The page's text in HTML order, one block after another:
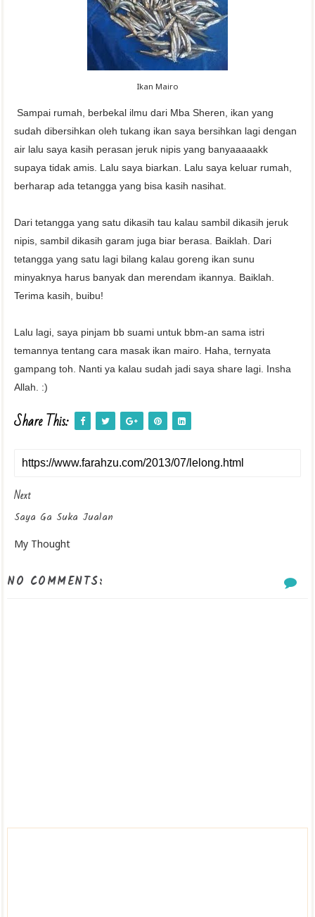
Ikan Mairo
Sampai rumah, berbekal ilmu dari Mba Sheren, ikan yang
sudah dibersihkan oleh tukang ikan saya bersihkan lagi dengan
air lalu saya kasih perasan jeruk nipis yang banyaaaaakk
supaya tidak amis. Lalu saya biarkan. Lalu saya keluar rumah,
berharap ada tetangga yang bisa kasih nasihat.
Dari tetangga yang satu dikasih tau kalau sambil dikasih jeruk
nipis, sambil dikasih garam juga biar berasa. Baiklah. Dari
tetangga yang satu lagi bilang kalau goreng ikan sunu
minyaknya harus banyak dan merendam ikannya. Baiklah.
Terima kasih, buibu!
Lalu lagi, saya pinjam bb suami untuk bbm-an sama istri
temannya tentang cara masak ikan mairo. Haha, ternyata
gampang toh. Nanti ya kalau sudah jadi saya share lagi. Insha
Allah. :)
Share This:
Next
Saya Ga Suka Jualan
My Thought
NO COMMENTS: